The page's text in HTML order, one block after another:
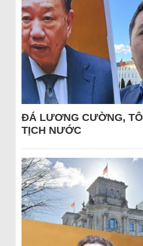
ĐÁ LƯƠNG CƯỜNG,
TỊCH NƯỚC